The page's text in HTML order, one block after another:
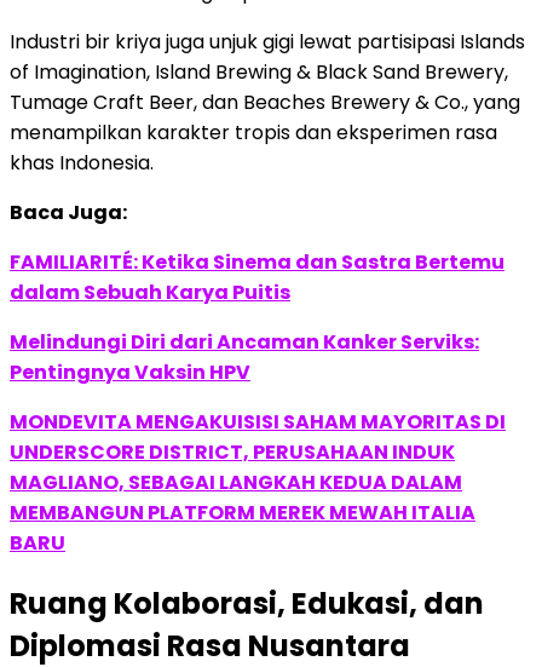
Industri bir kriya juga unjuk gigi lewat partisipasi Islands
of Imagination, Island Brewing & Black Sand Brewery,
Tumage Craft Beer, dan Beaches Brewery & Co., yang
menampilkan karakter tropis dan eksperimen rasa
khas Indonesia.
Baca Juga:
FAMILIARITÉ: Ketika Sinema dan Sastra Bertemu
dalam Sebuah Karya Puitis
Melindungi Diri dari Ancaman Kanker Serviks:
Pentingnya Vaksin HPV
MONDEVITA MENGAKUISISI SAHAM MAYORITAS DI
UNDERSCORE DISTRICT, PERUSAHAAN INDUK
MAGLIANO, SEBAGAI LANGKAH KEDUA DALAM
MEMBANGUN PLATFORM MEREK MEWAH ITALIA
BARU
Ruang Kolaborasi, Edukasi, dan
Diplomasi Rasa Nusantara